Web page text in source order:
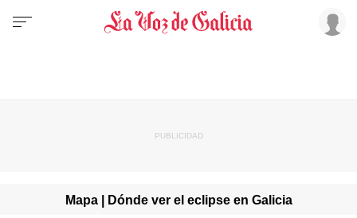
Mapa | Dónde ver el eclipse en Galicia